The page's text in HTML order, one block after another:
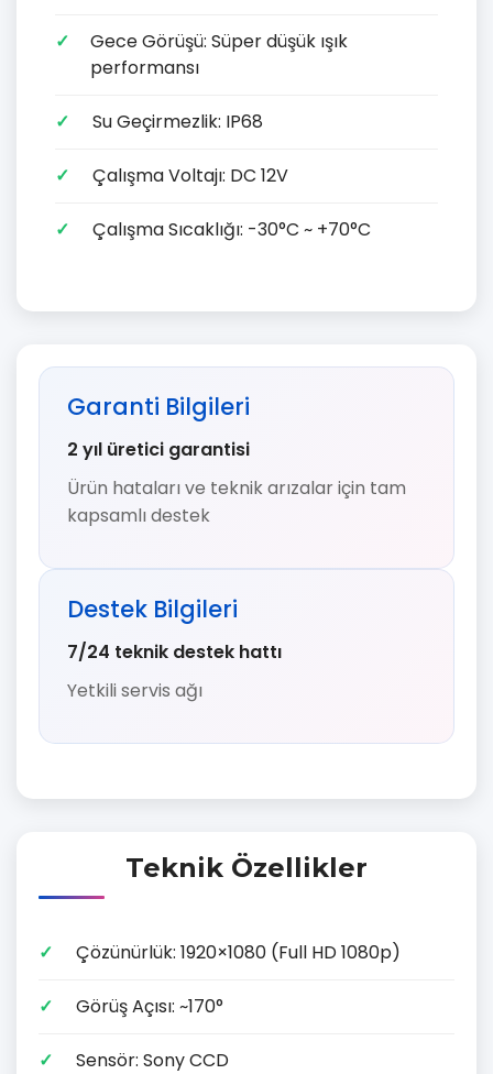
Gece Görüşü: Süper düşük ışık
performansı
Su Geçirmezlik: IP68
Çalışma Voltajı: DC 12V
Çalışma Sıcaklığı: -30°C ~ +70°C
Garanti Bilgileri
2 yıl üretici garantisi
Ürün hataları ve teknik arızalar için tam
kapsamlı destek
Destek Bilgileri
7/24 teknik destek hattı
Yetkili servis ağı
Teknik Özellikler
Çözünürlük: 1920×1080 (Full HD 1080p)
Görüş Açısı: ~170°
Sensör: Sony CCD